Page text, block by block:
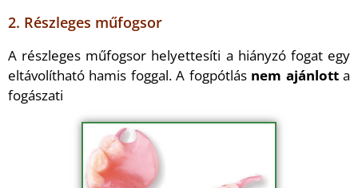
2. Részleges műfogsor
A részleges műfogsor helyettesíti a hiányzó fogat egy
eltávolítható hamis foggal. A fogpótlás nem ajánlotta
fogászati